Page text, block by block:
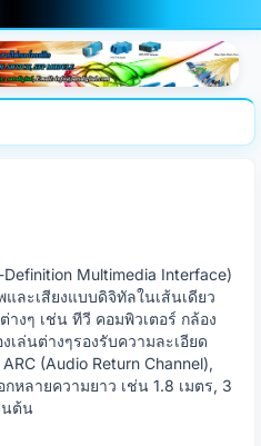
Multimedia Interface)
ละเสียงแบบดิจิทัลในเส้นเดียว
งๆ เช่น ทีวี คอมพิวเตอร์ กล้อง
เล่นต่างๆรองรับความละเอียด
(Audio Return Channel),
กหลายความยาว เช่น 1.8 เมตร, 3
นต้น